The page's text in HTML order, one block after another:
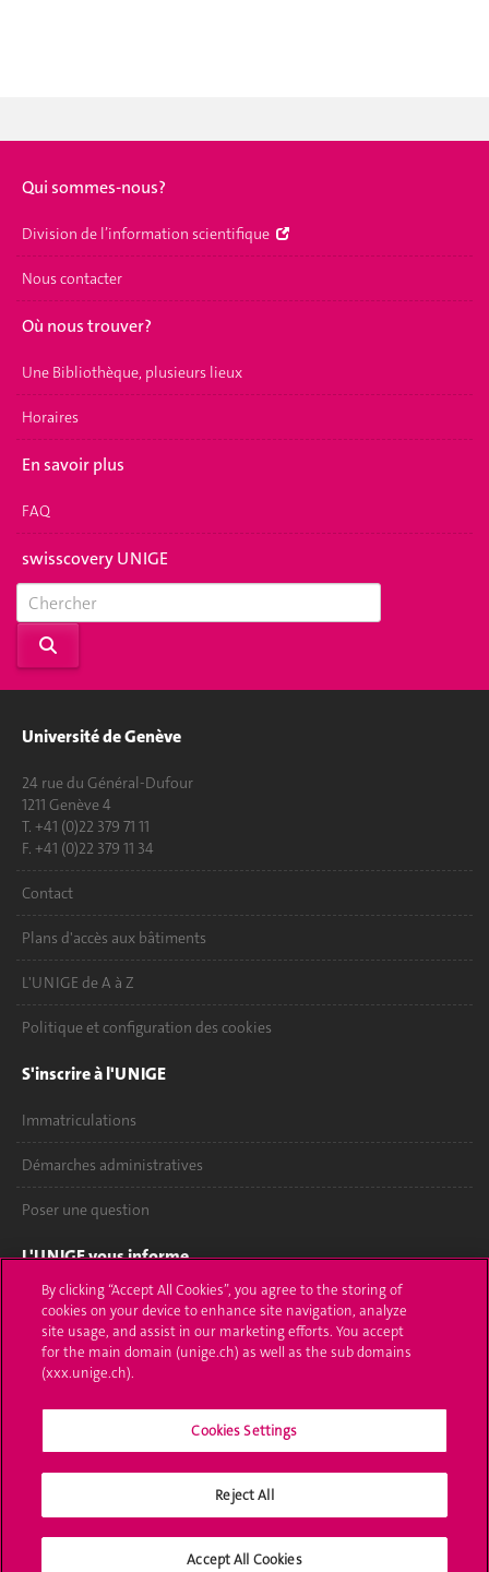
Qui sommes-nous?
Division de l’information scientifique
Nous contacter
Où nous trouver?
Une Bibliothèque, plusieurs lieux
Horaires
En savoir plus
FAQ
swisscovery UNIGE
Université de Genève
24 rue du Général-Dufour
1211 Genève 4
T. +41 (0)22 379 71 11
F. +41 (0)22 379 11 34
Contact
Plans d'accès aux bâtiments
L'UNIGE de A à Z
Politique et configuration des cookies
S'inscrire à l'UNIGE
Immatriculations
Démarches administratives
Poser une question
L'UNIGE vous informe
UNIGE Mobile
Médias
Calendrier académique
By clicking “Accept All Cookies”, you agree to the storing of
cookies on your device to enhance site navigation, analyze
site usage, and assist in our marketing efforts. You accept
for the main domain (unige.ch) as well as the sub domains
(xxx.unige.ch).
Cookies Settings
Reject All
Accept All Cookies